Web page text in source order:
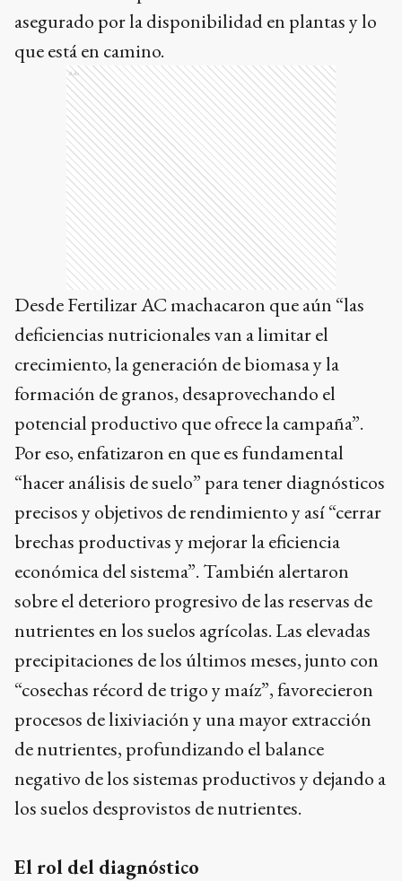
asegurado por la disponibilidad en plantas y lo
que está en camino.
Ads
Desde Fertilizar AC machacaron que aún “las
deficiencias nutricionales van a limitar el
crecimiento, la generación de biomasa y la
formación de granos, desaprovechando el
potencial productivo que ofrece la campaña”.
Por eso, enfatizaron en que es fundamental
“hacer análisis de suelo” para tener diagnósticos
precisos y objetivos de rendimiento y así “cerrar
brechas productivas y mejorar la eficiencia
económica del sistema”. También alertaron
sobre el deterioro progresivo de las reservas de
nutrientes en los suelos agrícolas. Las elevadas
precipitaciones de los últimos meses, junto con
“cosechas récord de trigo y maíz”, favorecieron
procesos de lixiviación y una mayor extracción
de nutrientes, profundizando el balance
negativo de los sistemas productivos y dejando a
los suelos desprovistos de nutrientes.
El rol del diagnóstico